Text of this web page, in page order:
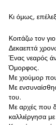
Κι όμως,
Κοιτάζω τον
Δεκαεπτά
Ένας νεαρός
Όμορφος.
Με χιούμορ
Με
του.
Με αρχές που
καλλιέργησα